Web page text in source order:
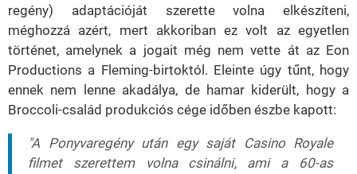
regény) adaptációját szerette volna elkészíteni,
méghozzá azért, mert akkoriban ez volt az egyetlen
történet, amelynek a jogait még nem vette át az Eon
Productions a Fleming-birtoktól. Eleinte úgy tűnt, hogy
ennek nem lenne akadálya, de hamar kiderült, hogy a
Broccoli-család produkciós cége időben észbe kapott:
"A Ponyvaregény után egy saját Casino Royale
filmet szerettem volna csinálni, ami a 60-as